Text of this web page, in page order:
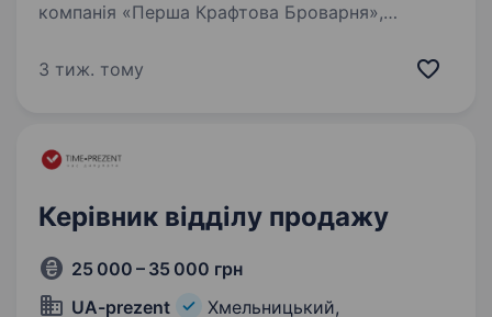
компанія «Перша Крафтова Броварня»,
керівника відділу продажу, який допоможе
3 тиж. тому
Керівник відділу продажу
25 000 – 35 000 грн
UA-prezent
Хмельницький,